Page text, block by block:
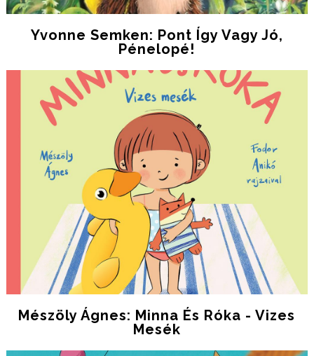
Yvonne Semken: Pont Így Vagy Jó,
Pénelopé!
Mészöly Ágnes: Minna És Róka - Vizes
Mesék